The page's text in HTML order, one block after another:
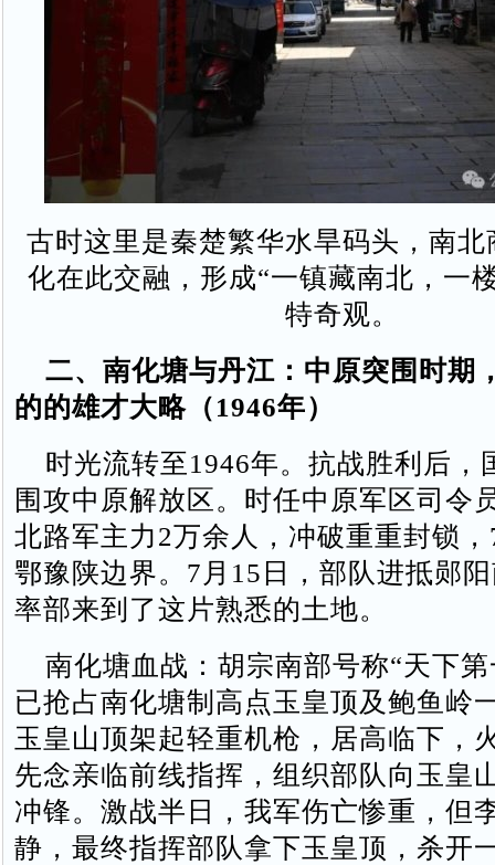
古时这里是秦楚繁华水旱码头，南
化在此交融，形成“一镇藏南北，一
特奇观。
二、南化塘与丹江：中原突围时期
的的雄才大略（1946年）
时光流转至1946年。抗战胜利后，
围攻中原解放区。时任中原军区司令
北路军主力2万余人，冲破重重封锁
鄂豫陕边界。7月15日，部队进抵郧
率部来到了这片熟悉的土地。
南化塘血战：胡宗南部号称“天下第
已抢占南化塘制高点玉皇顶及鲍鱼岭
玉皇山顶架起轻重机枪，居高临下，
先念亲临前线指挥，组织部队向玉皇
冲锋。激战半日，我军伤亡惨重，但
静，最终指挥部队拿下玉皇顶，杀开